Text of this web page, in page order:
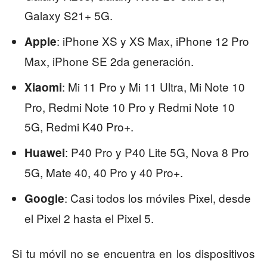
Galaxy S21+ 5G.
Apple: iPhone XS y XS Max, iPhone 12 Pro
Max, iPhone SE 2da generación.
Xiaomi: Mi 11 Pro y Mi 11 Ultra, Mi Note 10
Pro, Redmi Note 10 Pro y Redmi Note 10
5G, Redmi K40 Pro+.
Huawei: P40 Pro y P40 Lite 5G, Nova 8 Pro
5G, Mate 40, 40 Pro y 40 Pro+.
Google: Casi todos los móviles Pixel, desde
el Pixel 2 hasta el Pixel 5.
Si tu móvil no se encuentra en los dispositivos